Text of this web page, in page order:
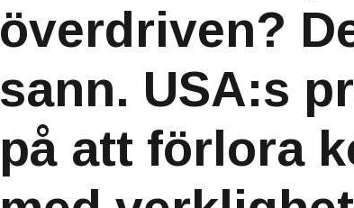
överdriven?
sann. USA:s
på att förlora